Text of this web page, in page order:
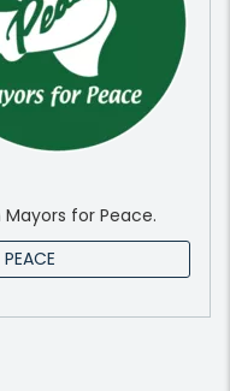
for Peace.